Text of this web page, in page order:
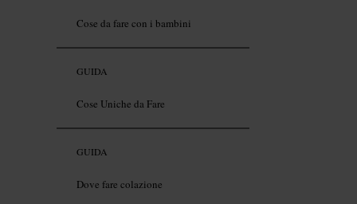
Cose da fare con i bambini
GUIDA
Cose Uniche da Fare
GUIDA
Dove fare colazione